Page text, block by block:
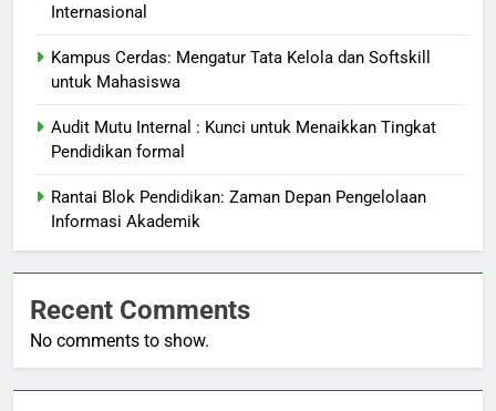
Internasional
Kampus Cerdas: Mengatur Tata Kelola dan Softskill
untuk Mahasiswa
Audit Mutu Internal : Kunci untuk Menaikkan Tingkat
Pendidikan formal
Rantai Blok Pendidikan: Zaman Depan Pengelolaan
Informasi Akademik
Recent Comments
No comments to show.